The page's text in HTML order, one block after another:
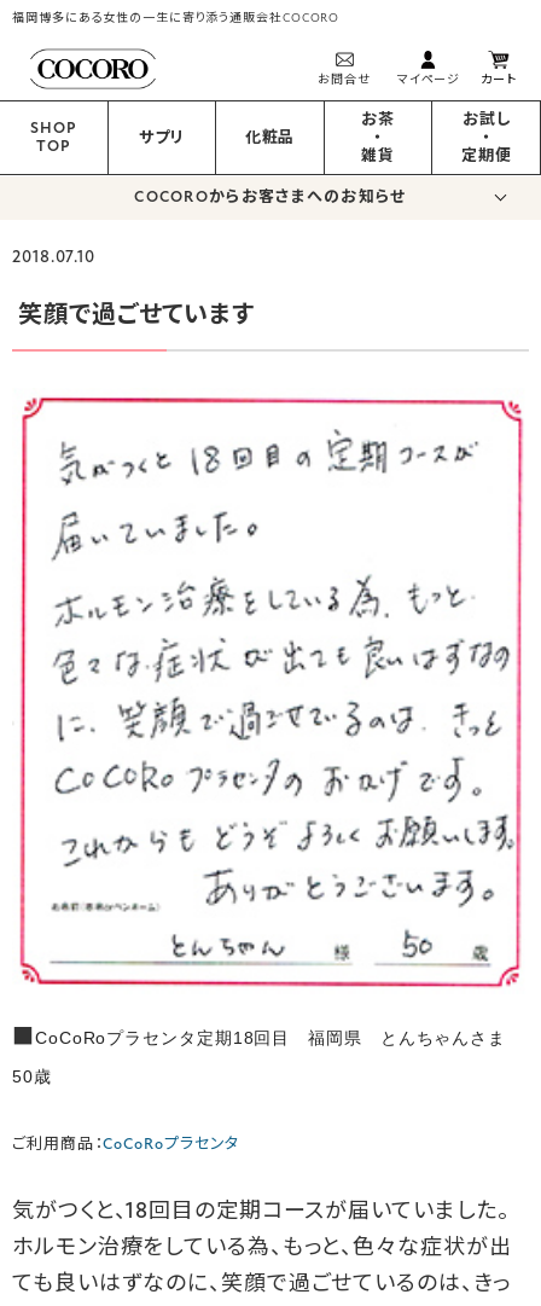
福岡博多にある女性の一生に寄り添う通販会社COCORO
お問合せ マイページ カート
SHOP
TOP
サプリ 化粧品
お茶
・
雑貨
お試し
・
定期便
COCOROからお客さまへのお知らせ
2018.07.10
笑顔で過ごせています
CoCoRoプラセンタ定期18回目 福岡県 とんちゃんさま
50歳
ご利用商品：CoCoRoプラセンタ
気がつくと、18回目の定期コースが届いていました。
ホルモン治療をしている為、もっと、色々な症状が出
ても良いはずなのに、笑顔で過ごせているのは、きっ